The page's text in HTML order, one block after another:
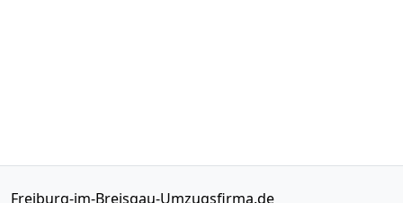
Freiburg-im-Breisgau-Umzugsfirma.de